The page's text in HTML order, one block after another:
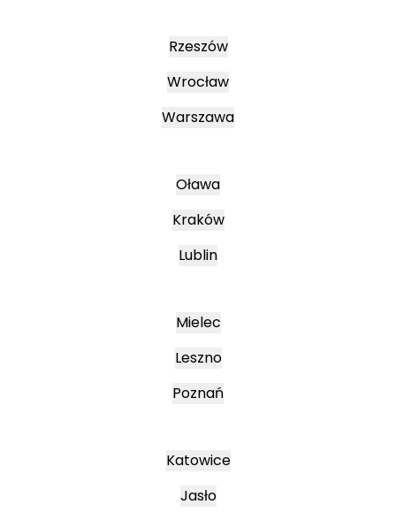
Rzeszów
Wrocław
Warszawa
Oława
Kraków
Lublin
Mielec
Leszno
Poznań
Katowice
Jasło